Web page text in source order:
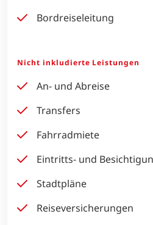
Bordreiseleitung
Nicht inkludierte Leistungen
An- und Abreise
Transfers
Fahrradmiete
Eintritts- und
Stadtpläne
Reiseversicherungen